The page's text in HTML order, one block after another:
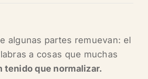
algunas partes remuevan: el
a cosas que muchas
tenido que normalizar.